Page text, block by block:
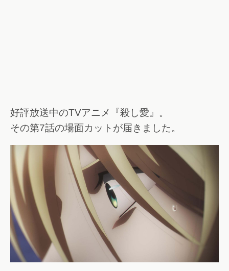
好評放送中のTVアニメ『殺し愛』。
その第7話の場面カットが届きました。